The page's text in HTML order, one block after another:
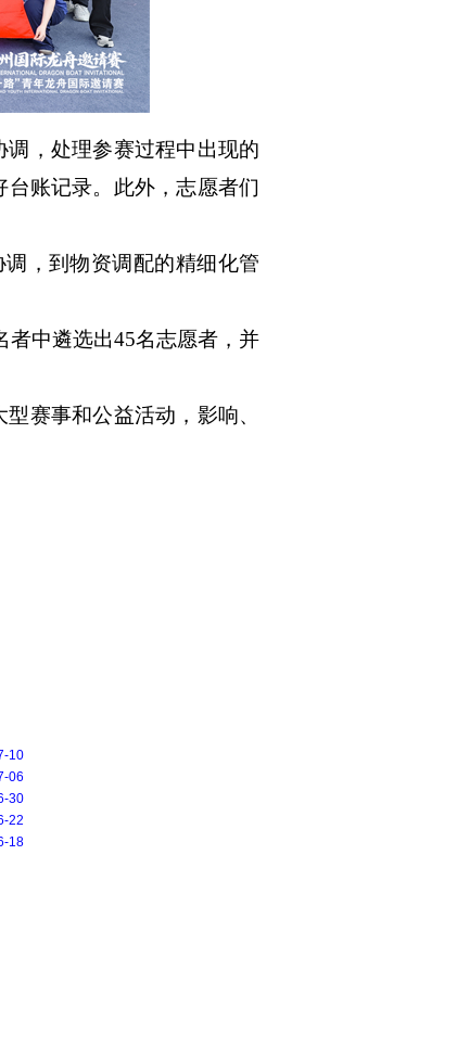
，处理参赛过程中出现的
台账记录。此外，志愿者们
，到物资调配的精细化管
者中遴选出45名志愿者 ，并
赛事和公益活动，影响、